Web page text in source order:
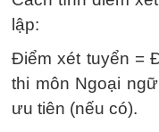
lập:
Điểm xét tuyển =
thi môn Ngoại
ưu tiên (nếu có).